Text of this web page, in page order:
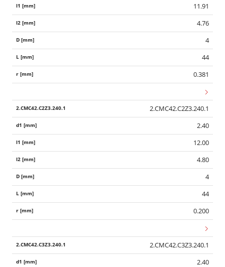
11.91
4.76
4
44
0.381
2.CMC42.C2Z3.240.1
2.40
12.00
4.80
4
44
0.200
2.CMC42.C3Z3.240.1
2.40